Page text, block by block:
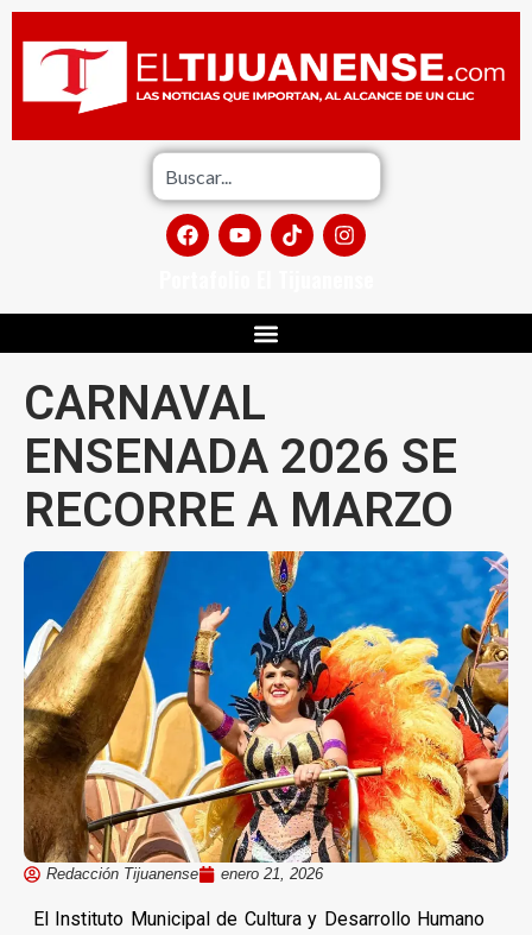
CARNAVAL
ENSENADA 2026 SE
RECORRE A MARZO
Redacción Tijuanense enero 21, 2026
El Instituto Municipal de Cultura y Desarrollo Humano